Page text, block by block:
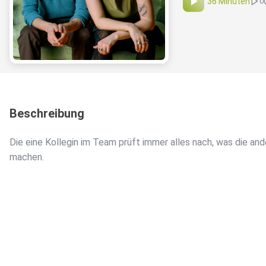
Beschreibung
Die eine Kollegin im Team prüft immer alles nach, was die
machen.